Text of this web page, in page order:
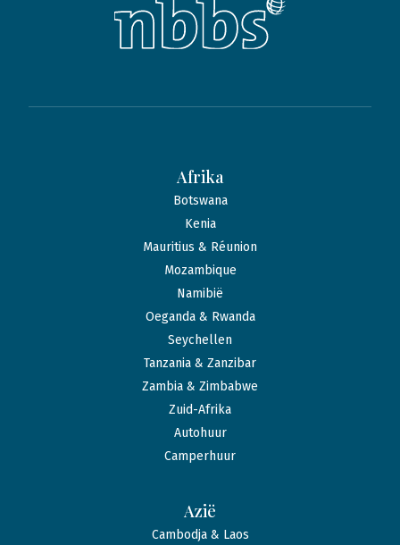
Afrika
Botswana
Kenia
Mauritius & Réunion
Mozambique
Namibië
Oeganda & Rwanda
Seychellen
Tanzania & Zanzibar
Zambia & Zimbabwe
Zuid-Afrika
Autohuur
Camperhuur
Azië
Cambodja & Laos